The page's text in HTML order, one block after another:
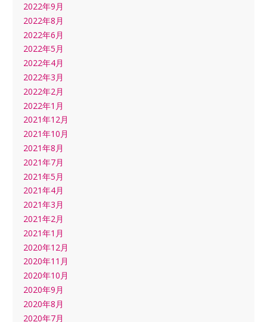
2022年9月
2022年8月
2022年6月
2022年5月
2022年4月
2022年3月
2022年2月
2022年1月
2021年12月
2021年10月
2021年8月
2021年7月
2021年5月
2021年4月
2021年3月
2021年2月
2021年1月
2020年12月
2020年11月
2020年10月
2020年9月
2020年8月
2020年7月